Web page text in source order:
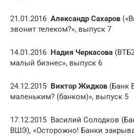
21.01.2016 Александр Сахаров
звонит телеком?», выпуск 7
14.01.2016 Надия Черкасова
малый бизнес», выпуск 6
24.12.2015 Виктор Жидков (Банк
маленьким? (банком)», выпуск 5
17.12.2015 Василий Солодков
ВШЭ), «Осторожно! Банки